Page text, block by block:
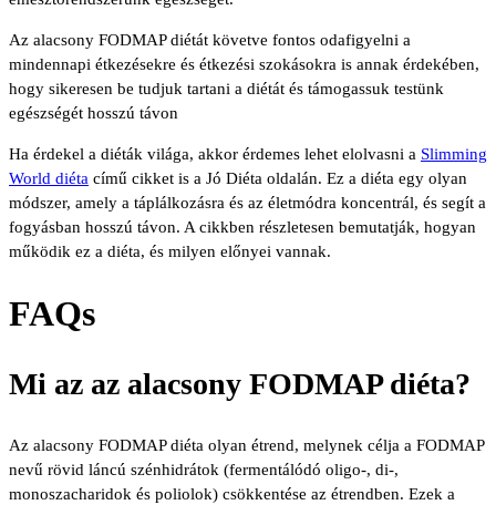
Az alacsony FODMAP diétát követve fontos odafigyelni a
mindennapi étkezésekre és étkezési szokásokra is annak érdekében,
hogy sikeresen be tudjuk tartani a diétát és támogassuk testünk
egészségét hosszú távon
Ha érdekel a diéták világa, akkor érdemes lehet elolvasni a Slimming
World diéta című cikket is a Jó Diéta oldalán. Ez a diéta egy olyan
módszer, amely a táplálkozásra és az életmódra koncentrál, és segít a
fogyásban hosszú távon. A cikkben részletesen bemutatják, hogyan
működik ez a diéta, és milyen előnyei vannak.
FAQs
Mi az az alacsony FODMAP diéta?
Az alacsony FODMAP diéta olyan étrend, melynek célja a FODMAP
nevű rövid láncú szénhidrátok (fermentálódó oligo-, di-,
monoszacharidok és poliolok) csökkentése az étrendben. Ezek a